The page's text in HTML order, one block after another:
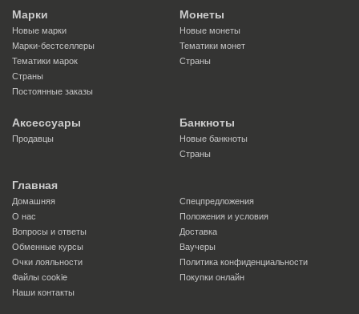
Марки
Новые марки
Марки-бестселлеры
Тематики марок
Страны
Постоянные заказы
Монеты
Новые монеты
Тематики монет
Страны
Аксессуары
Продавцы
Банкноты
Новые банкноты
Страны
Главная
Домашняя
Спецпредложения
О нас
Положения и условия
Вопросы и ответы
Доставка
Обменные курсы
Ваучеры
Очки лояльности
Политика конфиденциальности
Файлы сookie
Покупки онлайн
Наши контакты